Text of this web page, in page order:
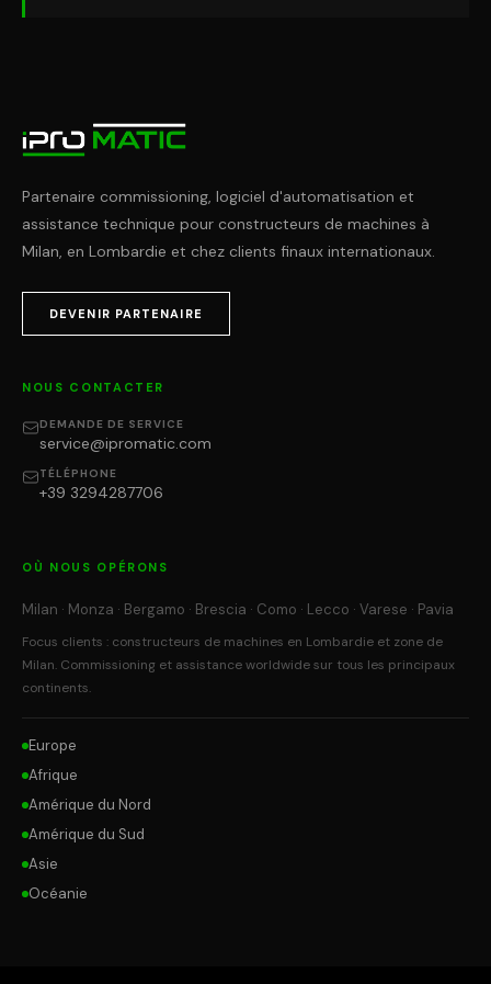
Partenaire commissioning, logiciel d'automatisation et
assistance technique pour constructeurs de machines à
Milan, en Lombardie et chez clients finaux internationaux.
DEVENIR PARTENAIRE
NOUS CONTACTER
DEMANDE DE SERVICE
service@ipromatic.com
TÉLÉPHONE
+39 3294287706
OÙ NOUS OPÉRONS
Milan · Monza · Bergamo · Brescia · Como · Lecco · Varese · Pavia
Focus clients : constructeurs de machines en Lombardie et zone de
Milan. Commissioning et assistance worldwide sur tous les principaux
continents.
Europe
Afrique
Amérique du Nord
Amérique du Sud
Asie
Océanie